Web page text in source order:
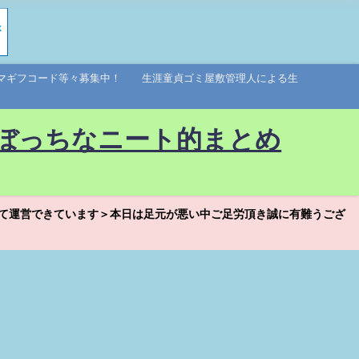
ギフコード等々募集中！ 生涯童貞ゴミ屋敷管理人による生
ちなニート的まとめ
営できています＞本日は足元が悪い中ご足労頂き誠に有難うござ